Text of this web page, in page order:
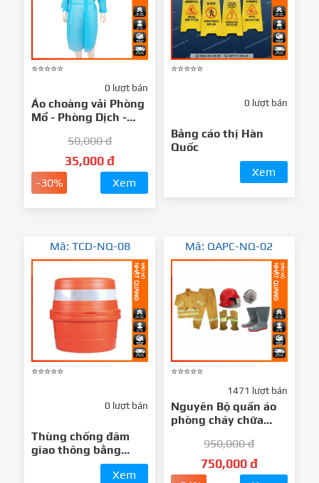
⭐⭐⭐⭐⭐
0 lượt bán
Áo choàng vải Phòng
Mổ - Phòng Dịch -
50,000 đ
35,000 đ
-30% Xem
⭐⭐⭐⭐⭐
0 lượt bán
Bảng cáo thị Hàn
Quốc
Xem
Mã: TCD-NQ-08
⭐⭐⭐⭐⭐
0 lượt bán
Thùng chống đâm
giao thông bằng
nhựa Hàn Quốc
Xem
Mã: QAPC-NQ-02
⭐⭐⭐⭐⭐
1471 lượt bán
Nguyên Bộ quần áo
phòng cháy chữa
950,000 đ
750,000 đ